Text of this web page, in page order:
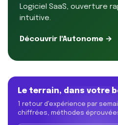
Logiciel SaaS, ouverture
intuitive.
Découvrir l'Autonome →
Le terrain, dans votre
1 retour d'expérience par
chiffrées, méthodes